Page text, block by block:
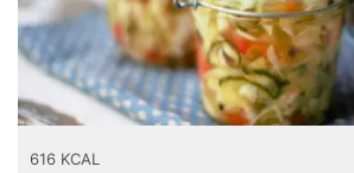
616 KCAL